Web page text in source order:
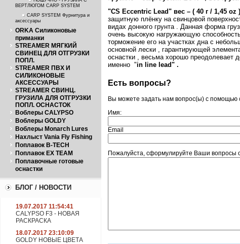
ВЕРТЛЮГОМ CARP SYSTEM
CARP SYSTEM Фурнитура и
аксессуары
ORKA Силиконовые
приманки
STREAMER МЯГКИЙ
СВИНЕЦ ДЛЯ ОТГРУЗКИ
ПОПЛ.
STREAMER ПВХ И
СИЛИКОНОВЫЕ
АКСЕССУАРЫ
STREAMER СВИНЦ.
ГРУЗИЛА ДЛЯ ОТГРУЗКИ
ПОПЛ. ОСНАСТОК
Воблеры CALYPSO
Воблеры GOLDY
Воблеры Monarch Lures
Нахлыст Vania Fly Fishing
Поплавок B-TECH
Поплавок EX TEAM
Поплавочные готовые
оснастки
БЛОГ / НОВОСТИ
19.07.2017 11:54:41
CALYPSO F3 - НОВАЯ
РАСКРАСКА
18.07.2017 23:10:09
GOLDY НОВЫЕ ЦВЕТА
"CS Eccentric Lead" вес – ( 40 г / 1,45 oz
защитную плёнку на свинцовой
видах донного грунта . Данная форма
очень высокую нагружающую
торможение его на участках дна с
основной лески , гарантирующей
оснастки , весьма хорошо преодолевает
именно "in line lead" .
Есть вопросы?
Вы можете задать нам вопрос(ы) с
Имя:
Email
Пожалуйста, сформулируйте Ваши вопросы